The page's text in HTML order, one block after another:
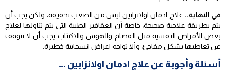
في النهاية.. علاج ادمان اولانزابين ليس من الصعب تحقيقه، ولكن يجب أن
يتم بطريقة علاجية صحيحة، خاصة أن العقاقير الطبية التي يتم تناولها لعلاج
بعض الأمراض النفسية مثل الفصام والهوس والاكتئاب يجب أن لا تتوقف
عن تعاطيها بشكل مفاجئ، وألا تواجه اعراض انسحابية خطيرة.
أسئلة وأجوبة عن علاج ادمان اولانزابين …